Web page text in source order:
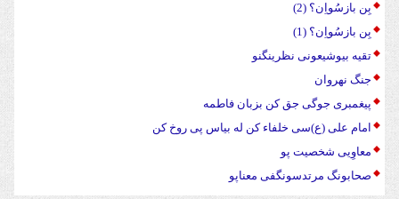
بِن بازسُواِن؟ (2)
بِن بازسُواِن؟ (1)
تقیه بیوشیعونی نظرینگنو
جنگ نهروان
پیغمبری جوگی جق کن بزبان فاطمه
امام علی (ع)سی خلفاء کن له بیاس پی روخ کن
معاوِیی شخصیت پو
صحابونگ مرتدسونگفی معناپو